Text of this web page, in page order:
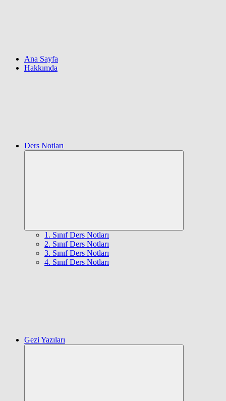
Ana Sayfa
Hakkımda
Ders Notları
1. Sınıf Ders Notları
2. Sınıf Ders Notları
3. Sınıf Ders Notları
4. Sınıf Ders Notları
Gezi Yazıları